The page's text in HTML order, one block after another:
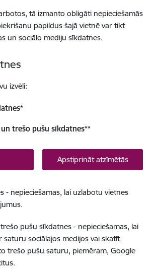
tā izmanto obligāti nepieciešamās
papildus šajā vietnē var tikt
un sociālo mediju sīkdatnes.
izvēli:
*
trešo pušu sīkdatnes**
Apstiprināt atzīmētās
- nepieciešamas, lai uzlabotu vietnes
pušu sīkdatnes - nepieciešamas, lai
saturu sociālajos medijos vai skatīt
trešo pušu saturu, piemēram, Google